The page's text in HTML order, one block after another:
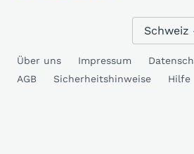
Über uns Impressum
AGB
Sicherheitshinweise Hilfe